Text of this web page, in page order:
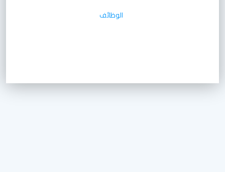
الوظائف